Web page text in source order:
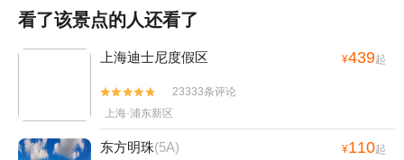
看了该景点的人还看了
上海迪士尼度假区 ¥439起


23333条评论
上海·浦东新区
东方明珠(5A) ¥110起